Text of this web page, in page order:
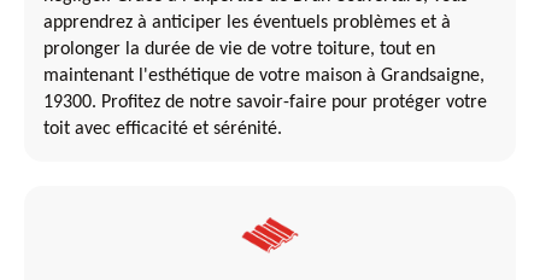
apprendrez à anticiper les éventuels problèmes et à
prolonger la durée de vie de votre toiture, tout en
maintenant l'esthétique de votre maison à Grandsaigne,
19300. Profitez de notre savoir-faire pour protéger votre
toit avec efficacité et sérénité.